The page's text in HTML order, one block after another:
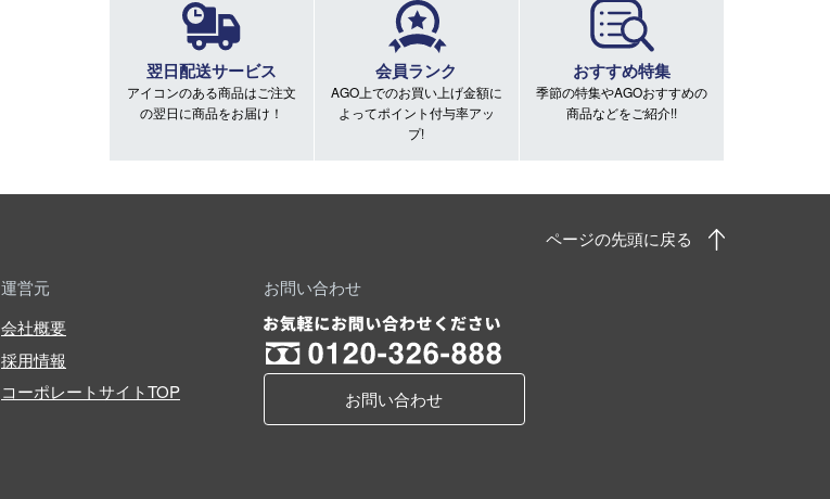
翌日配送サービス
アイコンのある商品はご注文
の翌日に商品をお届け！
会員ランク
AGO上でのお買い上げ金額に
よってポイント付与率アッ
プ!
おすすめ特集
季節の特集やAGOおすすめの
商品などをご紹介!!
ページの先頭に戻る
運営元
会社概要
採用情報
コーポレートサイトTOP
お問い合わせ
お問い合わせ